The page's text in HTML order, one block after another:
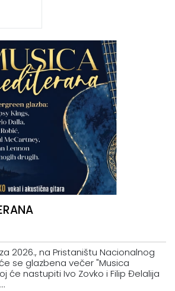
2026., na Pristaništu Nacionalnog
se glazbena večer "Musica
će nastupiti Ivo Zovko i Filip Đelalija